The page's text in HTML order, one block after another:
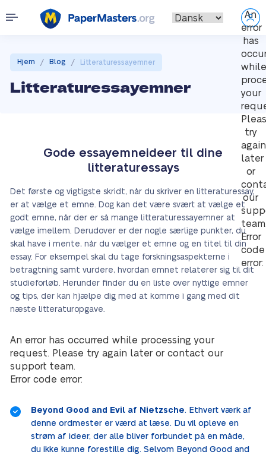
An
error
has
while
your
try
again
later
or
our
Error
code
error:
Hjem / Blog / Litteraturessayemner
Litteraturessayemner
Gode essayemneideer til dine
litteraturessays
Det første og vigtigste skridt, når du skriver en litteraturessay,
er at vælge et emne. Dog kan det være svært at vælge et
godt emne, når der er så mange litteraturessayemner at
vælge imellem. Derudover er der nogle særlige punkter, du
skal have i mente, når du vælger et emne og en titel til din
essay. For eksempel skal du tage forskningsaspekterne i
betragtning samt vurdere, hvordan emnet relaterer sig til dit
studieforløb. Herunder finder du en liste over nyttige emner
og tips, der kan hjælpe dig med at komme i gang med dit
næste litteraturopgave.
An error has occurred while processing your
request. Please try again later or contact our
support team.
Error code error:
Beyond Good and Evil af Nietzsche. Ethvert værk af
denne ordmester er værd at læse. Du vil opleve en
strøm af ideer, der alle bliver forbundet på en måde,
du ikke kunne forestille dig. Selvom Beyond Good and